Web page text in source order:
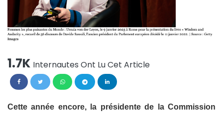
1.7K Internautes Ont Lu Cet Article
Cette année encore, la présidente de la Commission